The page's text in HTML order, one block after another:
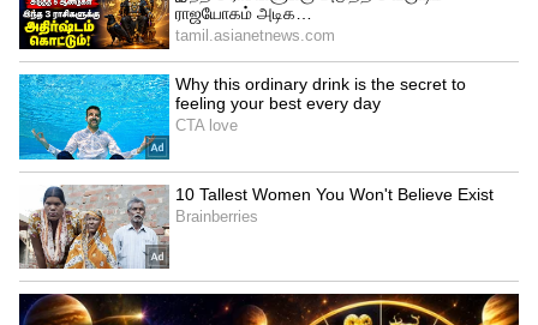
Image Credit :Getty
ஏன் பிசிசிஐ விதியை தளர்த்தியது?
இளம் வயதில் தேசிய அணியில்
இடம்பிடிப்பது பெருமை மட்டுமல்ல,
அதனுடன் அதிகமான மன அழுத்தத்தையும்
கொண்டு வரும். திடீர் புகழ், ஊடக கவனம்,